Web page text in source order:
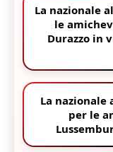
La nazionale
le
Durazzo in
La nazionale
per le